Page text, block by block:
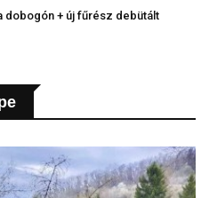
dobogón + új fűrész debütált